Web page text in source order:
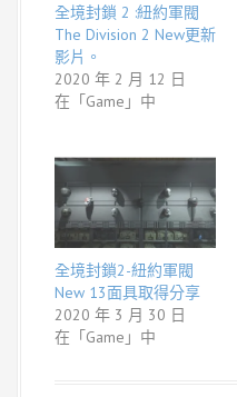
全境封鎖 2 :紐約軍閥
The Division 2 New更新
影片。
2020 年 2 月 12 日
在「Game」中
全境封鎖2-紐約軍閥
New 13面具取得分享
2020 年 3 月 30 日
在「Game」中